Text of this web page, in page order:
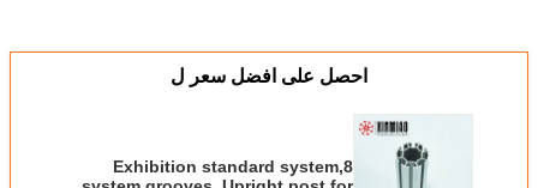
احصل على افضل سعر ل
Exhibition standard system,8